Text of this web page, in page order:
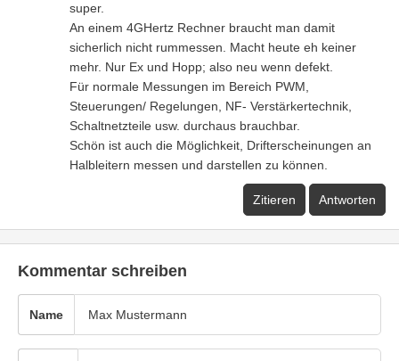
super.
An einem 4GHertz Rechner braucht man damit
sicherlich nicht rummessen. Macht heute eh keiner
mehr. Nur Ex und Hopp; also neu wenn defekt.
Für normale Messungen im Bereich PWM,
Steuerungen/ Regelungen, NF- Verstärkertechnik,
Schaltnetzteile usw. durchaus brauchbar.
Schön ist auch die Möglichkeit, Drifterscheinungen an
Halbleitern messen und darstellen zu können.
Zitieren Antworten
Kommentar schreiben
Name